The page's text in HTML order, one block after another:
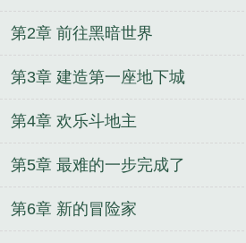
第2章 前往黑暗世界
第3章 建造第一座地下城
第4章 欢乐斗地主
第5章 最难的一步完成了
第6章 新的冒险家